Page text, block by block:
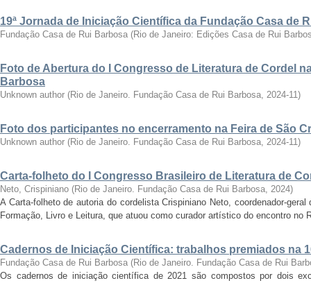
19ª Jornada de Iniciação Científica da Fundação Casa de
Fundação Casa de Rui Barbosa (Rio de Janeiro: Edições Casa de Rui
Foto de Abertura do I Congresso de Literatura de Cordel
Barbosa
Unknown author (Rio de Janeiro. Fundação Casa de Rui Barbosa, 2024-11)
Foto dos participantes no encerramento na Feira de São
Unknown author (Rio de Janeiro. Fundação Casa de Rui Barbosa, 2024-11)
Carta-folheto do I Congresso Brasileiro de Literatura de
Neto, Crispiniano (Rio de Janeiro. Fundação Casa de Rui Barbosa, 2024)
A Carta-folheto de autoria do cordelista Crispiniano Neto, coordenador-
Formação, Livro e Leitura, que atuou como curador artístico do encontro no
Cadernos de Iniciação Científica: trabalhos premiados na
Fundação Casa de Rui Barbosa (Rio de Janeiro. Fundação Casa de Rui
Os cadernos de iniciação científica de 2021 são compostos por dois